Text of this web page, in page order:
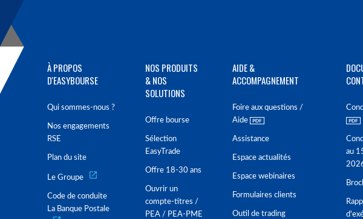
À PROPOS
D'EASYBOURSE
Qui sommes-nous ?
Nos engagements
RSE
Plan du site
Le Groupe
Code de conduite
La Banque Postale
NOS PRODUITS
& NOS
SOLUTIONS
Offre bourse
Sélection
EasyTrade
Offre 18-30 ans
Ouvrir un
compte-titres /
PEA / PEA-PME
AIDE &
ACCOMPAGNEMENT
Foire aux questions /
Aide
Assistance
Espace actualités
Espace webinaires
Formulaires clients
Outil de trading
au